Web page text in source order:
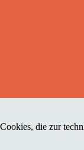
die zur